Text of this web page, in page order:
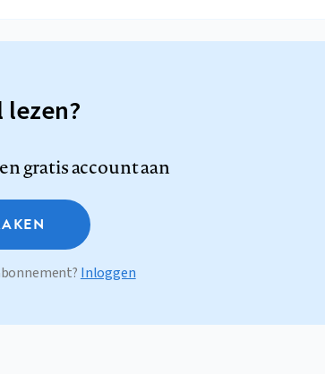
gratis account aan
Inloggen